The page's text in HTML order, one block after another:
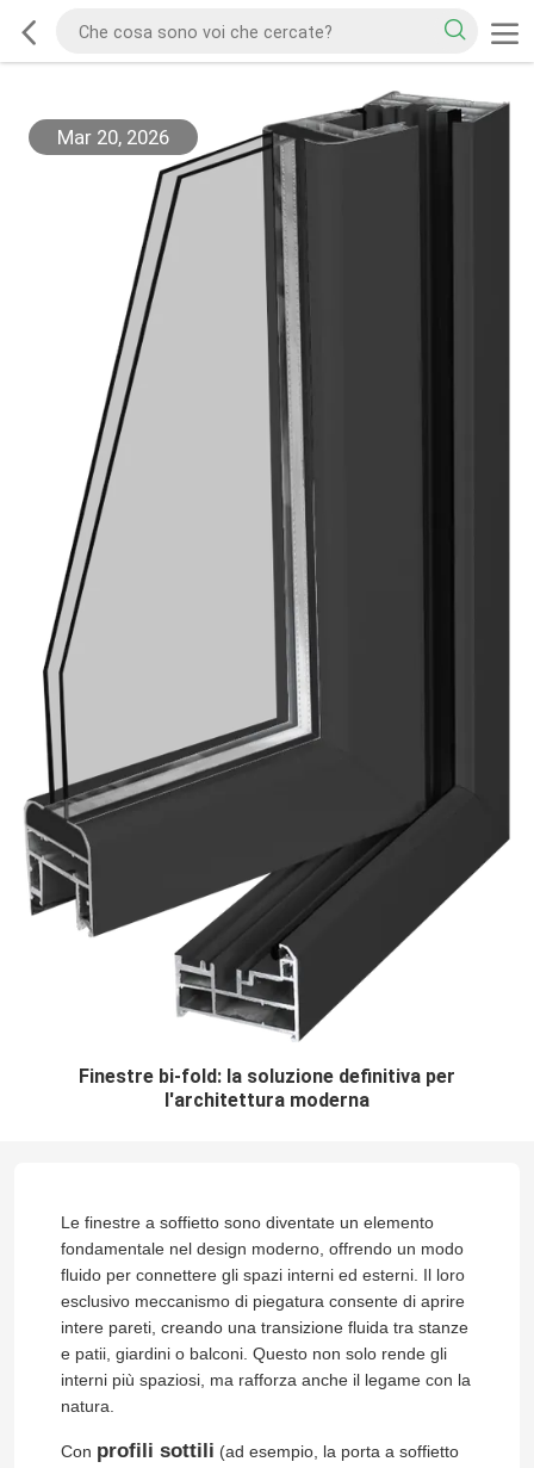
Mar 20, 2026
Finestre bi-fold: la soluzione definitiva per
l'architettura moderna
Le finestre a soffietto sono diventate un elemento
fondamentale nel design moderno, offrendo un modo
fluido per connettere gli spazi interni ed esterni. Il loro
esclusivo meccanismo di piegatura consente di aprire
intere pareti, creando una transizione fluida tra stanze
e patii, giardini o balconi. Questo non solo rende gli
interni più spaziosi, ma rafforza anche il legame con la
natura.
Con profili sottili (ad esempio, la porta a soffietto